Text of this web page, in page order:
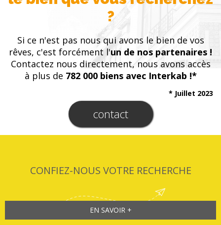
?
Si ce n'est pas nous qui avons le bien de vos
rêves, c'est forcément l'un de nos partenaires !
Contactez nous directement, nous avons accès
à plus de 782 000 biens avec Interkab !*
contact
* Juillet 2023
CONFIEZ-NOUS VOTRE RECHERCHE
EN SAVOIR +